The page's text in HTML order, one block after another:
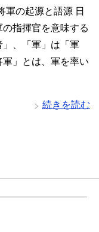
軍の起源と語源 日
指揮官を意味する
、「軍」は「軍
」とは、軍を率い
続きを読む